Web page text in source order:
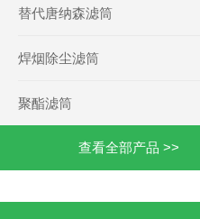
替代唐纳森滤筒
焊烟除尘滤筒
聚酯滤筒
查看全部产品 >>